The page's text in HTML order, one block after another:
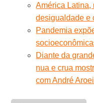
América Latina,
desigualdade e
Pandemia
Diante da
nua e crua
com André